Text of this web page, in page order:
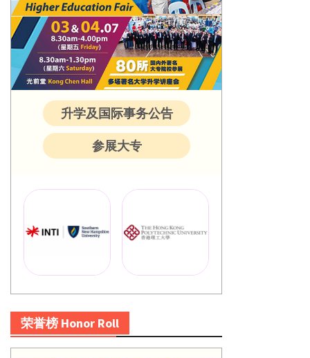
升学及国际事务公告
参展大专
荣誉榜 Honor Roll